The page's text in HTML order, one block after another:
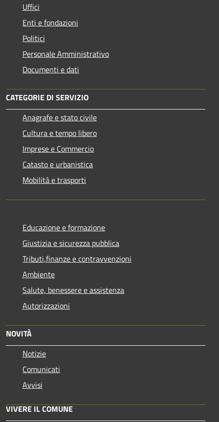
Uffici
Enti e fondazioni
Politici
Personale Amministrativo
Documenti e dati
CATEGORIE DI SERVIZIO
Anagrafe e stato civile
Cultura e tempo libero
Imprese e Commercio
Catasto e urbanistica
Mobilità e trasporti
Educazione e formazione
Giustizia e sicurezza pubblica
Tributi,finanze e contravvenzioni
Ambiente
Salute, benessere e assistenza
Autorizzazioni
NOVITÀ
Notizie
Comunicati
Avvisi
VIVERE IL COMUNE